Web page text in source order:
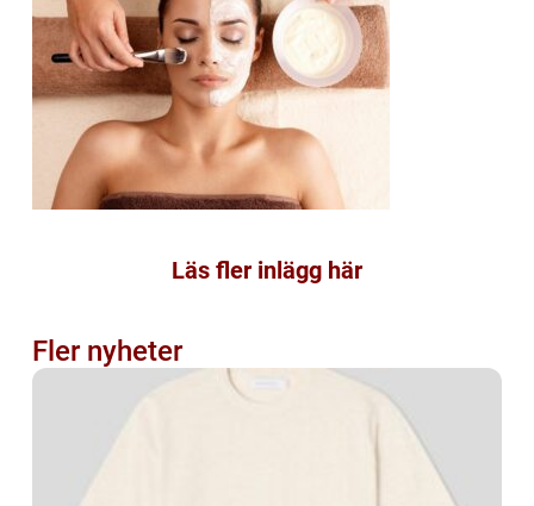
Läs fler inlägg här
Fler nyheter